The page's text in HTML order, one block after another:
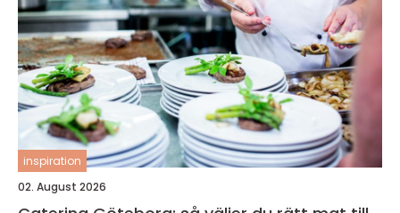
inspiration
02. August 2026